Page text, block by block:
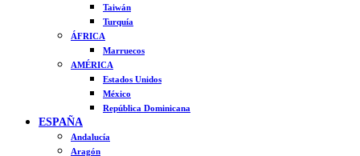
Taiwán
Turquía
ÁFRICA
Marruecos
AMÉRICA
Estados Unidos
México
República Dominicana
ESPAÑA
Andalucía
Aragón